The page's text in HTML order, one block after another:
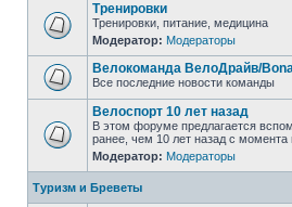
Тренировки
Тренировки, питание, медицина
Модератор: Модераторы
Велокоманда ВелоДрайв/
Все последние новости команды
Велоспорт 10 лет назад
В этом форуме предлагается
ранее, чем 10 лет назад с момента
Модератор: Модераторы
Туризм и Бреветы